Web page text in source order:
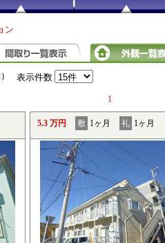
ン
表示件数
1
5.3 万円 敷 1ヶ月 礼 1ヶ月